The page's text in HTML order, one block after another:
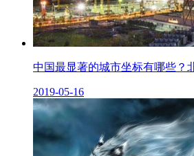
中国最显著的城市坐标有哪些？
2019-05-16